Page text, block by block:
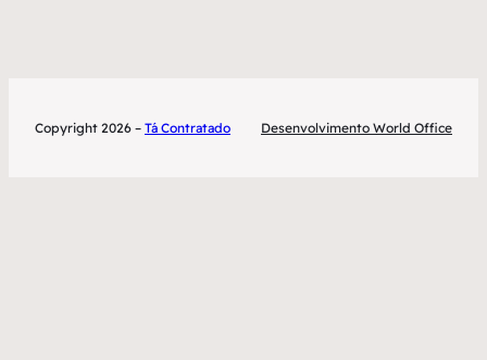
Copyright 2026 – Tá Contratado Desenvolvimento World Office